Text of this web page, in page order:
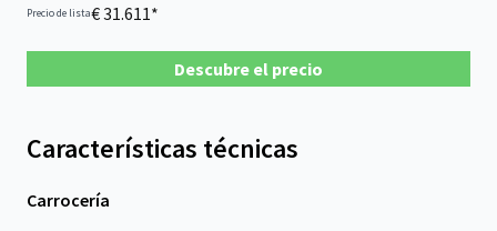
Precio de lista€ 31.611*
Descubre el precio
Características técnicas
Carrocería